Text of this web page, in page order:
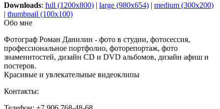
Downloads: full (1200x800) | large (980x654) | medium (300x200)
| thumbnail (100x100)
Обо мне
Фотограф Роман Данилин - фото в студии, фотосессия,
профессиональное портфолио, фоторепортаж, фото
знаменитостей, дизайн CD и DVD альбомов, дизайн афиш и
постеров.
Красивые и увлекательные видеоклипы
Контакты: